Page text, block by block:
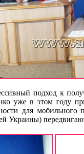
подход к
уже в этом году
для мобильного
Украины)